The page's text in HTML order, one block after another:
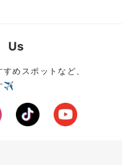
Us
めスポットなど、
✈️